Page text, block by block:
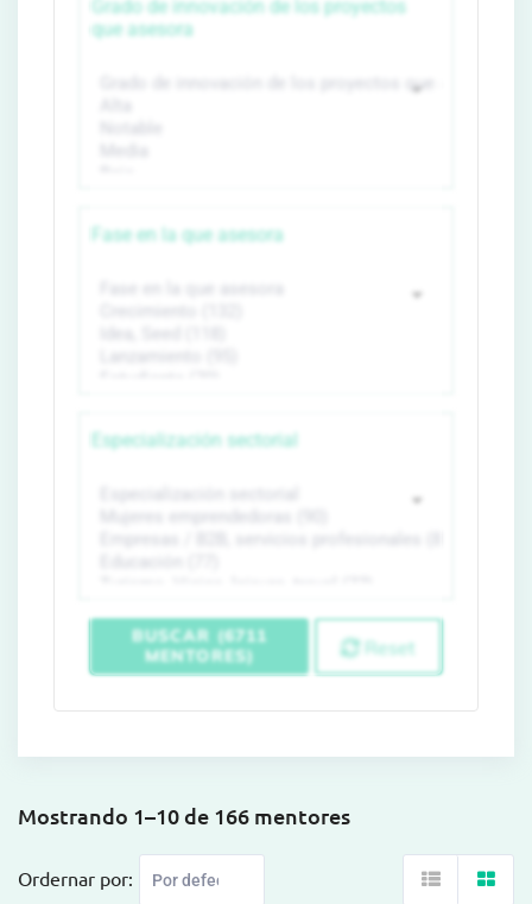
Grado de innovación de los proyectos
que asesora
Fase en la que asesora
Especialización sectorial
BUSCAR (6711
MENTORES)
Reset
Mostrando 1–10 de 166 mentores
Ordernar por: